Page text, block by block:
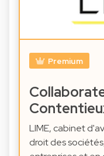
Premium
LIME, cabinet
droit des